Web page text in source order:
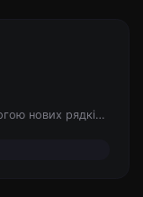
Розділяйте текст туди і назад за допомогою нових рядків, ком, крапок... і т.д.